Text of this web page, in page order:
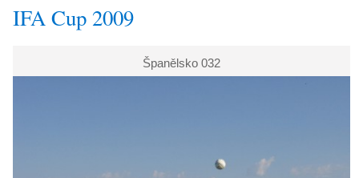
IFA Cup 2009
Španělsko 032